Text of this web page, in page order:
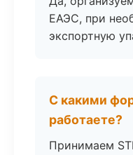
ЕАЭС, при
экспортную
С какими
работаете?
Принимаем